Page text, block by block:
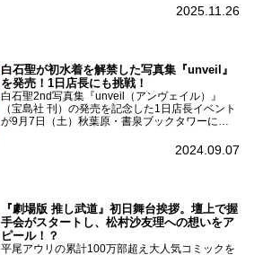
あなたです』(読売テレビ)に出演するなど女優と
2025.11.26
白石聖が初水着を解禁した写真集『unveil』
を発売！1日店長にも挑戦！
白石聖2nd写真集『unveil（アンヴェイル）』
（宝島社 刊）の発売を記念した1日店長イベント
が9月7日（土）秋葉原・書泉ブックタワーにて
を記念し1日店長イベントを開催した本写真集は
2024.09.07
『劇場版 推し武道』初日舞台挨拶。壇上で握
手会がスタートし、松村沙友理への想いをア
ピール！？
平尾アウリの累計100万部超え大人気コミックを